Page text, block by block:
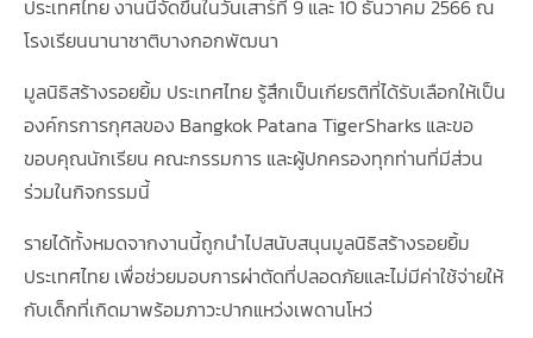
ประเทศไทย งานนี้จัดขึ้นในวันเสาร์ที่ 9 และ 10 ธันวาคม 2566 ณ
โรงเรียนนานาชาติบางกอกพัฒนา
มูลนิธิสร้างรอยยิ้ม ประเทศไทย รู้สึกเป็นเกียรติที่ได้รับเลือกให้เป็น
องค์กรการกุศลของ Bangkok Patana TigerSharks และขอ
ขอบคุณนักเรียน คณะกรรมการ และผู้ปกครองทุกท่านที่มีส่วน
ร่วมในกิจกรรมนี้
รายได้ทั้งหมดจากงานนี้ถูกนำไปสนับสนุนมูลนิธิสร้างรอยยิ้ม
ประเทศไทย เพื่อช่วยมอบการผ่าตัดที่ปลอดภัยและไม่มีค่าใช้จ่ายให้
กับเด็กที่เกิดมาพร้อมภาวะปากแหว่งเพดานโหว่